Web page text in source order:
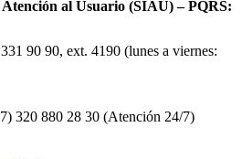
al Usuario (SIAU) – PQRS:
90 90, ext. 4190 (lunes a viernes:
320 880 28 30 (Atención 24/7)